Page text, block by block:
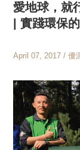
愛地球，就
| 實踐環保
April 07, 2017 / 優